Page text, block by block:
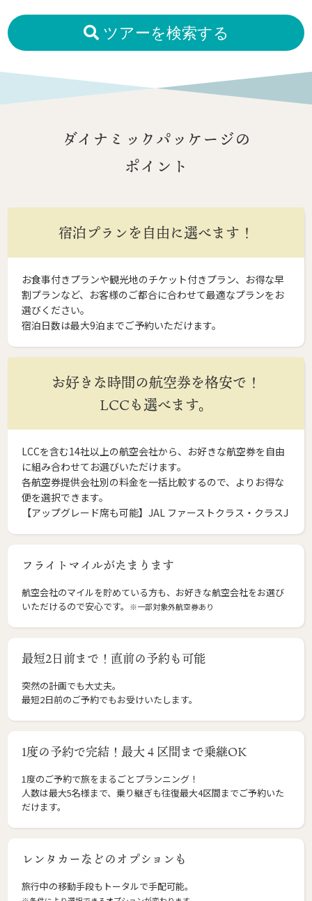
ツアーを検索する
ダイナミックパッケージの
ポイント
宿泊プランを自由に選べます！
お食事付きプランや観光地のチケット付きプラン、お得な早
割プランなど、お客様のご都合に合わせて最適なプランをお
選びください。
宿泊日数は最大9泊までご予約いただけます。
お好きな時間の航空券を格安で！
LCCも選べます。
LCCを含む14社以上の航空会社から、お好きな航空券を自由
に組み合わせてお選びいただけます。
各航空券提供会社別の料金を一括比較するので、よりお得な
便を選択できます。
【アップグレード席も可能】JAL ファーストクラス・クラスJ
フライトマイルがたまります
航空会社のマイルを貯めている方も、お好きな航空会社をお選び
いただけるので安心です。
※一部対象外航空券あり
最短2日前まで！直前の予約も可能
突然の計画でも大丈夫。
最短2日前のご予約でもお受けいたします。
1度の予約で完結！最大４区間まで乗継OK
1度のご予約で旅をまるごとプランニング！
人数は最大5名様まで、乗り継ぎも往復最大4区間までご予約いた
だけます。
レンタカーなどのオプションも
旅行中の移動手段もトータルで手配可能。